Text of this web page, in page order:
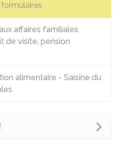
affaires familiales
de visite, pension
alimentaire - Saisine du